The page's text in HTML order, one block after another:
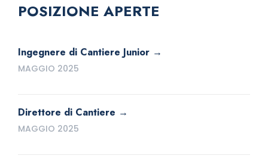
POSIZIONE APERTE
Ingegnere di Cantiere Junior
MAGGIO 2025
Direttore di Cantiere
MAGGIO 2025